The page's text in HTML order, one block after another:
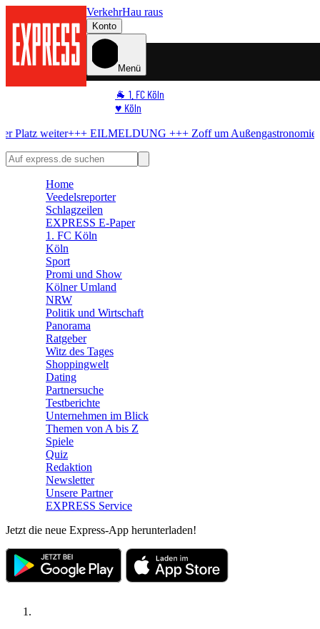
VerkehrHau raus
Konto
Menü
🐐 1. FC Köln
♥️ Köln
🏆 Sport
EILMELDUNG +++Zoff um AußengastronomieStadt knickt ein
Home
Veedelsreporter
Schlagzeilen
EXPRESS E-Paper
1. FC Köln
Köln
Sport
Promi und Show
Kölner Umland
NRW
Politik und Wirtschaft
Panorama
Ratgeber
Witz des Tages
Shoppingwelt
Dating
Partnersuche
Testberichte
Unternehmen im Blick
Themen von A bis Z
Spiele
Quiz
Redaktion
Newsletter
Unsere Partner
EXPRESS Service
Jetzt die neue Express-App herunterladen!